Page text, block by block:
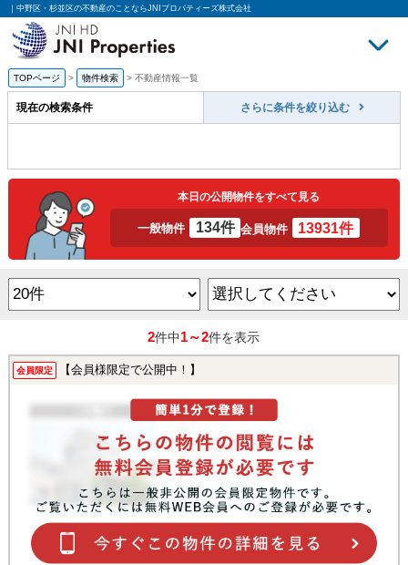
｜中野区・杉並区の不動産のことならJNIプロパティーズ株式会社
買いたい 売
TOPページ > 物件検索 > 不動産情報一覧
現在の検索条件 さらに条件を絞り込む
本日の公開物件をすべて見る
一般物件 134件 会員物件 13931件
2件中1～2件を表示
会員限定 【会員様限定で公開中！】